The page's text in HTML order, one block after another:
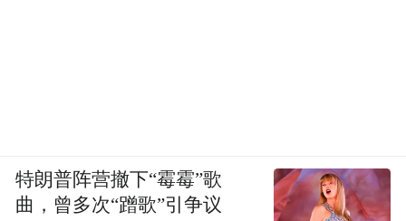
特朗普阵营撤下“霉霉”歌
曲，曾多次“蹭歌”引争议